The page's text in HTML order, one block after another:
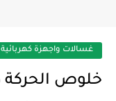
غسالات واجهزة كهربائية